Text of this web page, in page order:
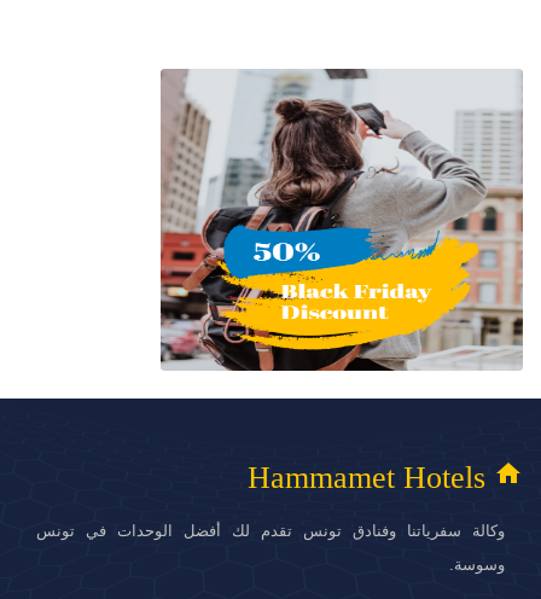
home
وكالة سفرياتنا وفنادق تونس تقدم لك أفضل الوحدات في تونس
وسوسة.